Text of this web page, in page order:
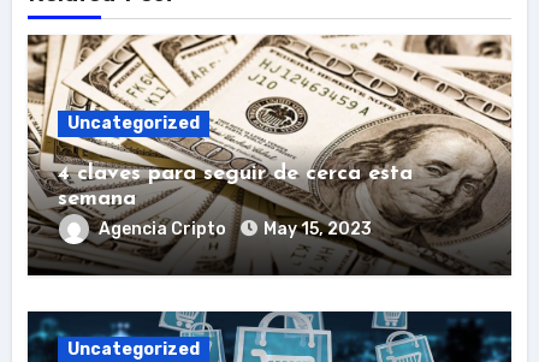
Uncategorized
4 claves para seguir de cerca esta
semana
Agencia Cripto May 15, 2023
Uncategorized